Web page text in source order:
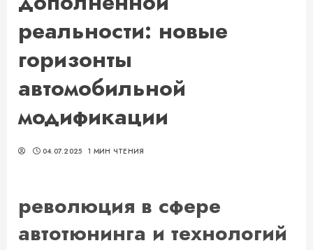
реальности: новые
горизонты
автомобильной
модификации
04.07.2025 1 МИН ЧТЕНИЯ
революция в сфере
автотюнинга и технологий